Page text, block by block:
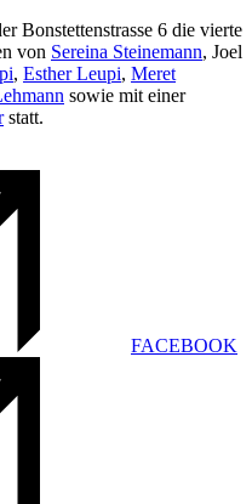
Bonstettenstrasse 6 die vierte
von Sereina Steinemann, Joel
, Esther Leupi, Meret
sowie mit einer
statt.
FACEBOOK